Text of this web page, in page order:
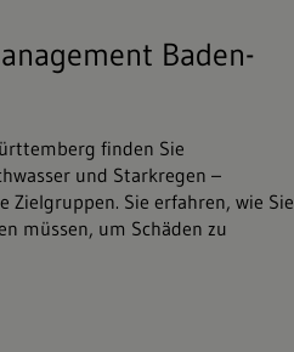
Baden-
finden Sie
und Starkregen –
Sie erfahren, wie Sie
müssen, um Schäden zu